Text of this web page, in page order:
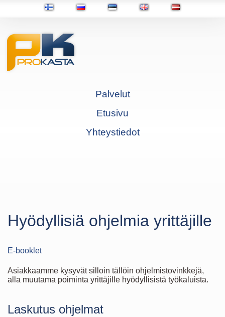
Palvelut
Etusivu
Yhteystiedot
Hyödyllisiä ohjelmia yrittäjille
E-booklet
Asiakkaamme kysyvät silloin tällöin ohjelmistovinkkejä,
alla muutama poiminta yrittäjille hyödyllisistä työkaluista.
Laskutus ohjelmat